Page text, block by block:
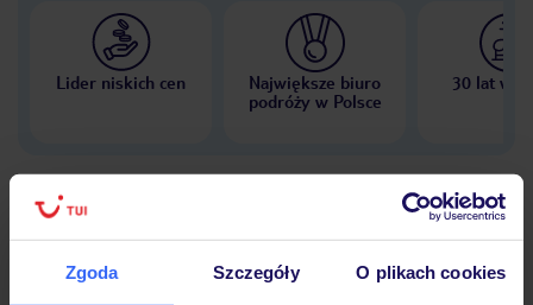
Zgoda Szczegóły O plikach cookies
Lider niskich cen
Największe biuro
podróży w Polsce
30 lat w
Hotel